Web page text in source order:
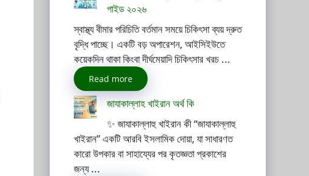
গাইড ২০২৬
স্বাস্থ্য বীমার পরিচিতি বর্তমান সময়ে চিকিৎসা ব্যয় দ্রুত
বৃদ্ধি পাচ্ছে। একটি বড় অপারেশন, আইসিইউতে
কয়েকদিন থাকা কিংবা দীর্ঘমেয়াদি চিকিৎসার খরচ ...
Read more
জাযাকাল্লাহ খাইরান অর্থ কি
✨ জাযাকাল্লাহু খাইরান কী “জাযাকাল্লাহু
খাইরান” একটি আরবি ইসলামিক দোয়া, যা সাধারণত
কারো উপকার বা সাহায্যের পর কৃতজ্ঞতা প্রকাশের
জন্য ...